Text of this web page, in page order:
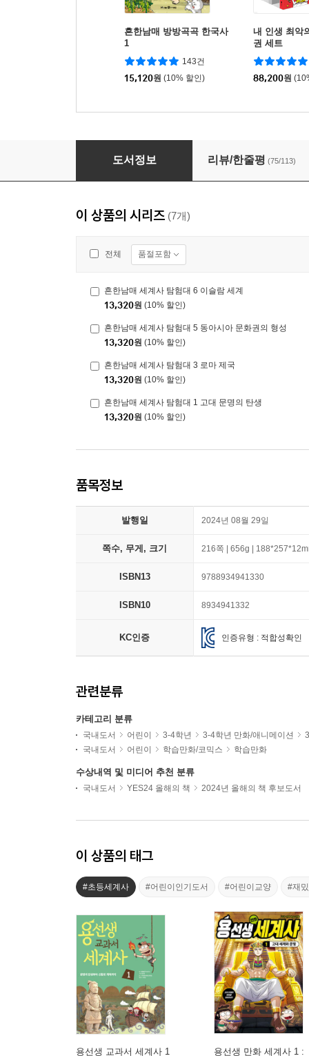
흔한남매 방방곡곡 한국사
1
143건
15,120원 (10% 할인)
내 인생 최악
권 세트
88,200원
흔한남매 세계사 탐험대 1 고대 문명의 탄생
도서정보 리뷰/한줄평 (75/113)
이 상품의 시리즈 (7개)
전체 품절포함
흔한남매 세계사 탐험대 6 이슬람 세계
13,320원 (10% 할인)
흔한남매 세계사 탐험대 5 동아시아 문화권의 형성
13,320원 (10% 할인)
흔한남매 세계사 탐험대 3 로마 제국
13,320원 (10% 할인)
흔한남매 세계사 탐험대 1 고대 문명의 탄생
13,320원 (10% 할인)
품목정보
발행일 2024년 08월 29일
쪽수, 무게, 크기 216쪽 | 656g |
ISBN13 9788934941330
ISBN10 8934941332
KC인증 인증유형 : 적합성확인
관련분류
카테고리 분류
국내도서 어린이 3-4학년 3-4학년 만화/애니메이션
국내도서
어린이 학습만화/코믹스 학습만화
수상내역 및 미디어 추천 분류
국내도서 YES24 올해의 책 2024년 올해의 책 후보도서
이 상품의 태그
#초등세계사 #어린이인기도서 #어린이교양 #재
용선생 교과서 세계사 1 용선생 만화 세계사 1 :